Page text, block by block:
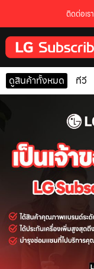
ติดต่อเรา
ดูสินค้าทั้งหมด ทีวี